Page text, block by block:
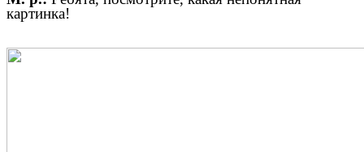
картинка!